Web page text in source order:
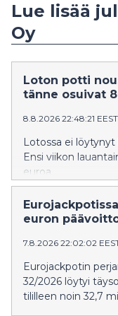
Lue lisää
Oy
Loton potti
tänne osuivat
8.8.2026 22:48:21 EEST
Lotossa ei löytynyt
Ensi viikon
euroa.
euron
7.8.2026 22:02:02
Eurojackpotin
32/2026 löytyi
tililleen noin 32,7